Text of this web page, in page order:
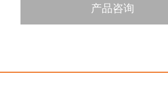
产品咨询